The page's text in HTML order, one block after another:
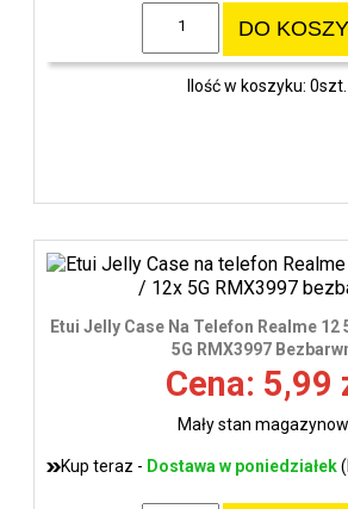
DO
Ilość w koszyku: 0szt.
Etui Jelly Case Na Telefon Realme 12
5G RMX3997
Cena: 5,99
Mały stan
Kup teraz - Dostawa w poniedziałek